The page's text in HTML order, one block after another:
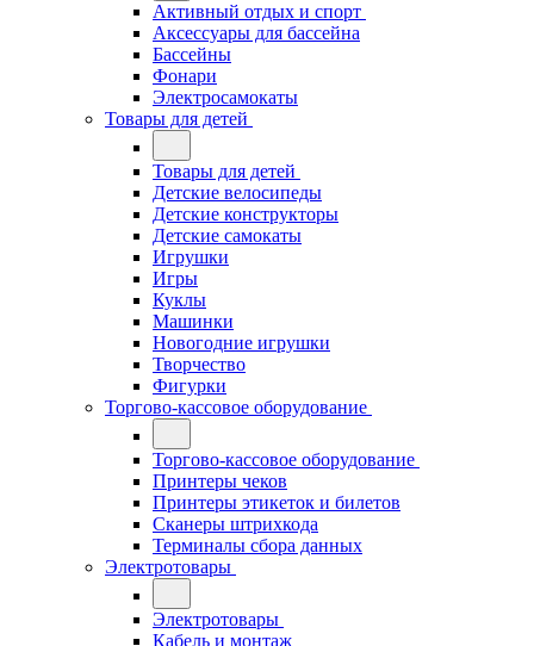
Активный отдых и спорт
Аксессуары для бассейна
Бассейны
Фонари
Электросамокаты
Товары для детей
Товары для детей
Детские велосипеды
Детские конструкторы
Детские самокаты
Игрушки
Игры
Куклы
Машинки
Новогодние игрушки
Творчество
Фигурки
Торгово-кассовое оборудование
Торгово-кассовое оборудование
Принтеры чеков
Принтеры этикеток и билетов
Сканеры штрихкода
Терминалы сбора данных
Электротовары
Электротовары
Кабель и монтаж